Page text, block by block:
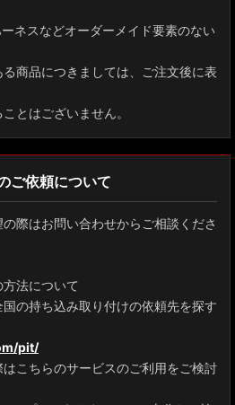
ネスなどオーダーメイド要素のない
る商品につきましては、ご注文後に表
とはございません。
ご依頼について
際はお問い合わせからご相談くださ
法について
の持ち込み取り付けの依頼先を探す
pit/
こちらのサービスのご利用をご検討